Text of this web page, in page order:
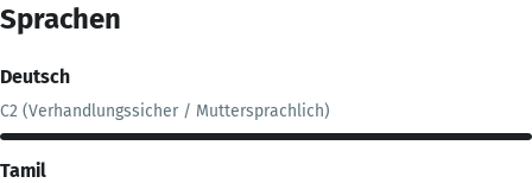
Sprachen
Deutsch
C2 (Verhandlungssicher / Muttersprachlich)
Tamil